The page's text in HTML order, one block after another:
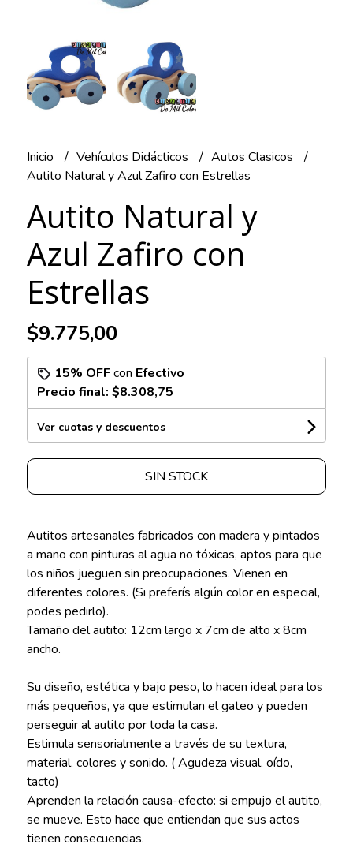
Inicio Vehículos Didácticos
Autos Clasicos
Autito Natural y Azul Zafiro con Estrellas
Autito Natural y
Azul Zafiro con
Estrellas
$9.775,00
15% OFFcon Efectivo
Precio final: $8.308,75
Ver cuotas y descuentos
SIN STOCK
Autitos artesanales fabricados con madera y pintados
a mano con pinturas al agua no tóxicas, aptos para que
los niños jueguen sin preocupaciones. Vienen en
diferentes colores. (Si preferís algún color en especial,
podes pedirlo).
Tamaño del autito: 12cm largo x 7cm de alto x 8cm
ancho.
Su diseño, estética y bajo peso, lo hacen ideal para los
más pequeños, ya que estimulan el gateo y pueden
perseguir al autito por toda la casa.
Estimula sensorialmente a través de su textura,
material, colores y sonido. ( Agudeza visual, oído,
tacto)
Aprenden la relación causa-efecto: si empujo el autito,
se mueve. Esto hace que entiendan que sus actos
tienen consecuencias.